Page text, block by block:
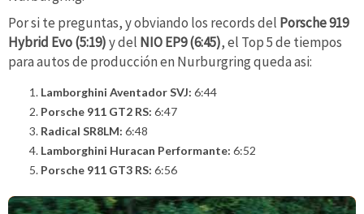
Por si te preguntas, y obviando los records del Porsche 919
Hybrid Evo (5:19)y del NIO EP9 (6:45), el Top 5 de tiempos
para autos de producción en Nurburgring queda asi:
Lamborghini Aventador SVJ: 6:44
Porsche 911 GT2 RS: 6:47
Radical SR8LM: 6:48
Lamborghini Huracan Performante: 6:52
Porsche 911 GT3 RS: 6:56